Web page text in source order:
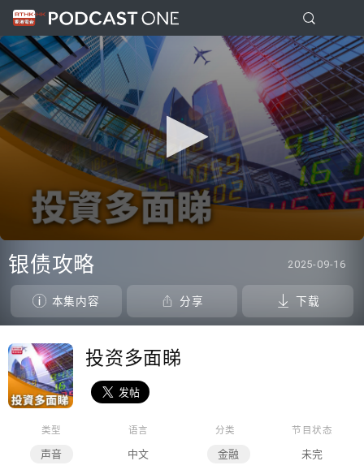
seconds
seconds
银债攻略 2025-09-16
本集内容 分享 下载
投资多面睇
类型
声音
语言
中文
分类
金融
节目状态
未完